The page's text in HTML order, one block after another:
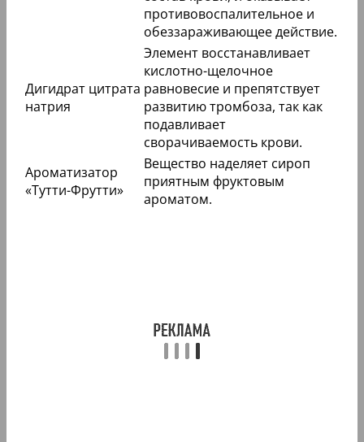
противовоспалительное и
обеззараживающее действие.
Дигидрат цитрата
натрия
Элемент восстанавливает
кислотно-щелочное
равновесие и препятствует
развитию тромбоза, так как
подавливает
сворачиваемость крови.
Ароматизатор
«Тутти-Фрутти»
Вещество наделяет сироп
приятным фруктовым
ароматом.